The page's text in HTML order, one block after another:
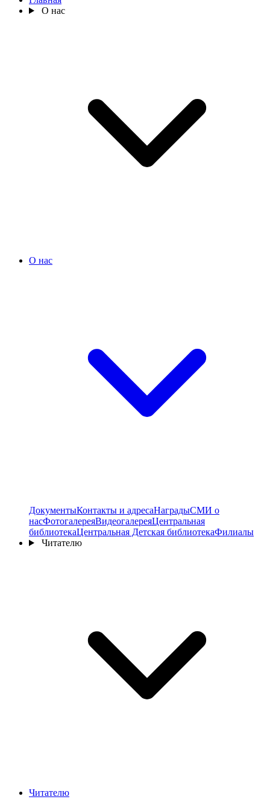
О нас
О нас
ДокументыКонтакты и адресаНаградыСМИ о
насФотогалереяВидеогалереяЦентральная
библиотекаЦентральная Детская библиотекаФилиалы
Читателю
Читателю